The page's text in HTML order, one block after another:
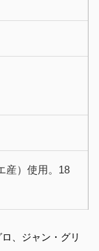
産）使用。18
、ジャン・グリ